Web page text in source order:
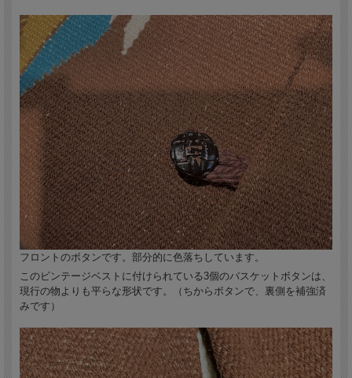
フロントのボタンです。部分的に色落ちしています。
このビンテージベストに付けられている3個のバスケットボタンは、
現行の物よりも平らな形状です。（ちからボタンで、裏側を補強済
みです）